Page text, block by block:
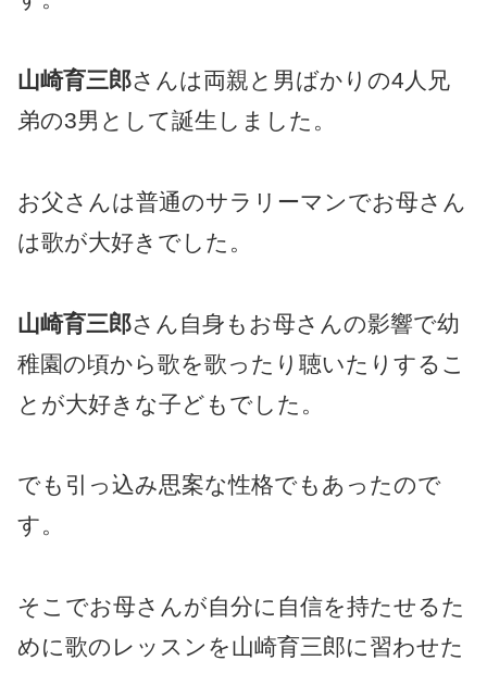
山崎育三郎さんは両親と男ばかりの4人兄
弟の3男として誕生しました。
お父さんは普通のサラリーマンでお母さん
は歌が大好きでした。
山崎育三郎さん自身もお母さんの影響で幼
稚園の頃から歌を歌ったり聴いたりするこ
とが大好きな子どもでした。
でも引っ込み思案な性格でもあったので
す。
そこでお母さんが自分に自信を持たせるた
めに歌のレッスンを山崎育三郎に習わせた